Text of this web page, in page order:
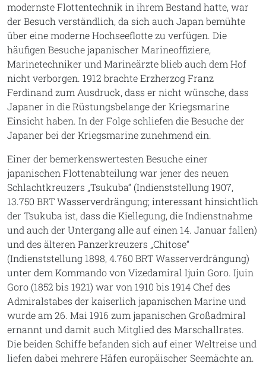
modernste Flottentechnik in ihrem Bestand hatte, war
der Besuch verständlich, da sich auch Japan bemühte
über eine moderne Hochseeflotte zu verfügen. Die
häufigen Besuche japanischer Marineoffiziere,
Marinetechniker und Marineärzte blieb auch dem Hof
nicht verborgen. 1912 brachte Erzherzog Franz
Ferdinand zum Ausdruck, dass er nicht wünsche, dass
Japaner in die Rüstungsbelange der Kriegsmarine
Einsicht haben. In der Folge schliefen die Besuche der
Japaner bei der Kriegsmarine zunehmend ein.
Einer der bemerkenswertesten Besuche einer
japanischen Flottenabteilung war jener des neuen
Schlachtkreuzers „Tsukuba“ (Indienststellung 1907,
13.750 BRT Wasserverdrängung; interessant hinsichtlich
der Tsukuba ist, dass die Kiellegung, die Indienstnahme
und auch der Untergang alle auf einen 14. Januar fallen)
und des älteren Panzerkreuzers „Chitose“
(Indienststellung 1898, 4.760 BRT Wasserverdrängung)
unter dem Kommando von Vizedamiral Ijuin Goro. Ijuin
Goro (1852 bis 1921) war von 1910 bis 1914 Chef des
Admiralstabes der kaiserlich japanischen Marine und
wurde am 26. Mai 1916 zum japanischen Großadmiral
ernannt und damit auch Mitglied des Marschallrates.
Die beiden Schiffe befanden sich auf einer Weltreise und
liefen dabei mehrere Häfen europäischer Seemächte an.